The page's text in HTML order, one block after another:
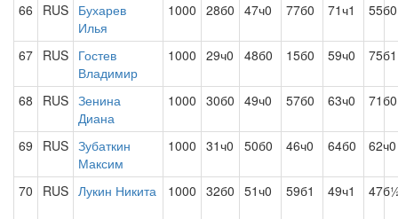
66 RUS Бухарев
Илья
1000 28б0 47ч0 77б0 71ч1 55б0
67 RUS Гостев
Владимир
1000 29ч0 48б0 15б0 59ч0 75б1
68 RUS Зенина
Диана
1000 30б0 49ч0 57б0 63ч0 71б0
69 RUS Зубаткин
Максим
1000 31ч0 50б0 46ч0 64б0 62ч0
70 RUS Лукин Никита 1000 32б0 51ч0 59б1 49ч1